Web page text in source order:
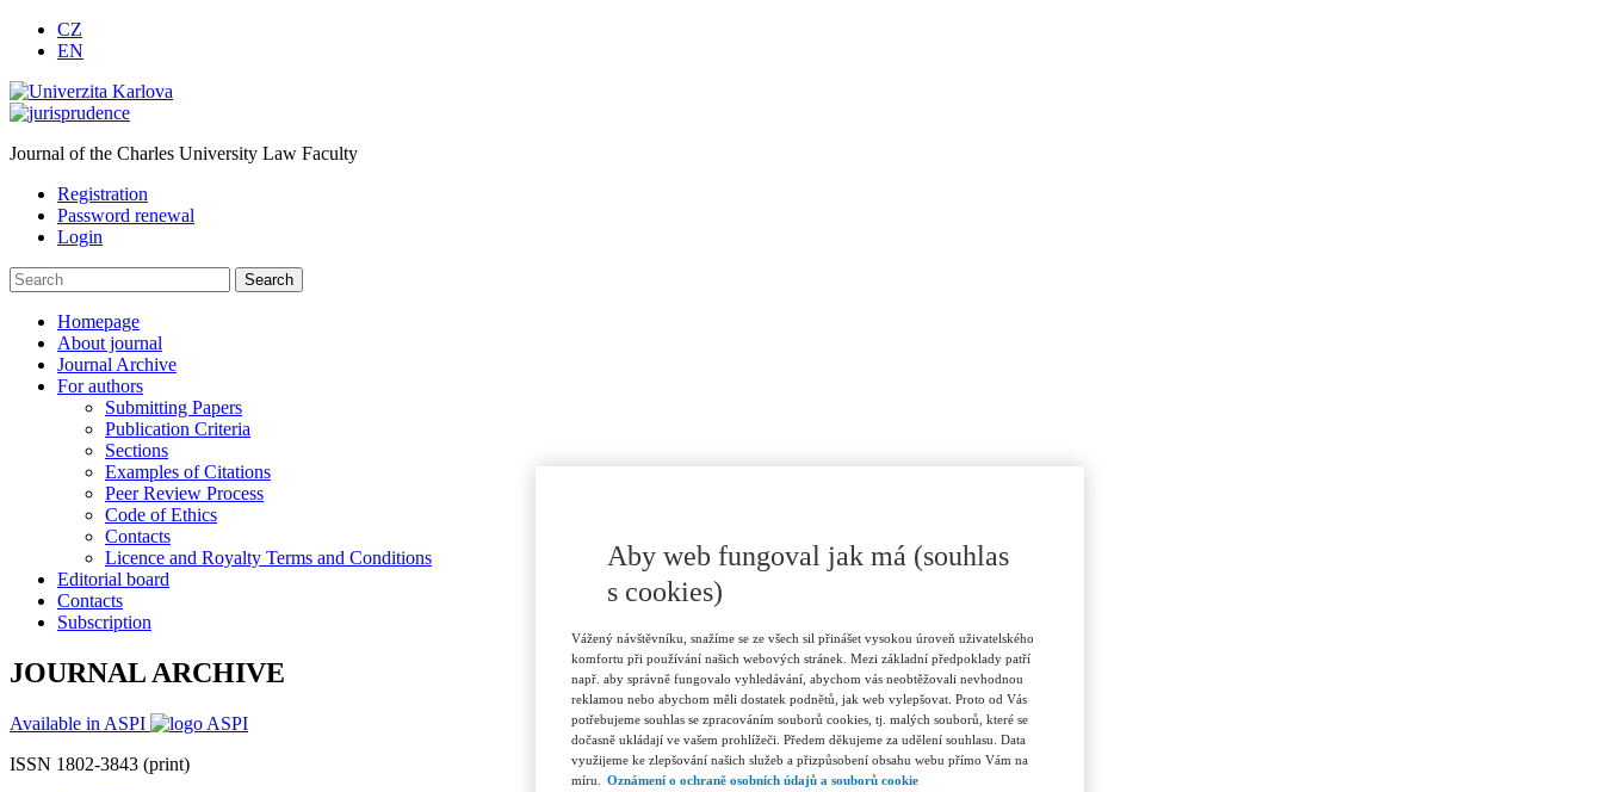
CZ
EN
Journal of the Charles University Law Faculty
Registration
Password renewal
Login
Homepage
About journal
Journal Archive
For authors
Submitting Papers
Publication Criteria
Sections
Examples of Citations
Peer Review Process
Code of Ethics
Contacts
Licence and Royalty Terms and Conditions
Editorial board
Contacts
Subscription
JOURNAL ARCHIVE
Available in ASPI
ISSN 1802-3843 (print)
Aby web fungoval jak má (souhlas
s cookies)
Vážený návštěvníku, snažíme se ze všech sil přinášet vysokou úroveň uživatelského
komfortu při používání našich webových stránek. Mezi základní předpoklady patří
např. aby správně fungovalo vyhledávání, abychom vás neobtěžovali nevhodnou
reklamou nebo abychom měli dostatek podnětů, jak web vylepšovat. Proto od Vás
potřebujeme souhlas se zpracováním souborů cookies, tj. malých souborů, které se
dočasně ukládají ve vašem prohlížeči. Předem děkujeme za udělení souhlasu. Data
využijeme ke zlepšování našich služeb a přizpůsobení obsahu webu přímo Vám na
míru.
Oznámení o ochraně osobních údajů a souborů cookie